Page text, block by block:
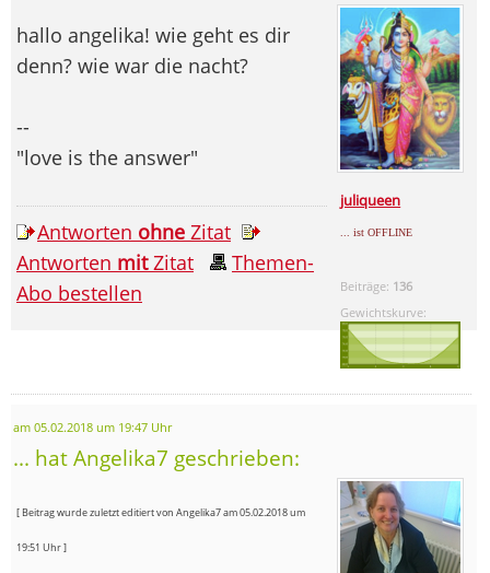
juliqueen
... ist OFFLINE
Beiträge: 136
Gewichtskurve:
hallo angelika! wie geht es dir
denn? wie war die nacht?
--
"love is the answer"
Antworten ohne Zitat
Antworten mitZitat
Themen-
Abo bestellen
am 05.02.2018 um 19:47 Uhr
... hat Angelika7 geschrieben:
[ Beitrag wurde zuletzt editiert von Angelika7 am 05.02.2018 um
19:51 Uhr ]